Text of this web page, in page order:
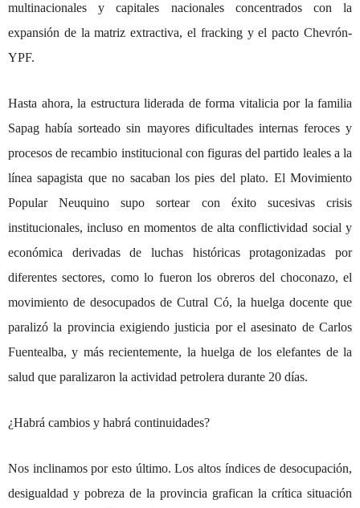
multinacionales y capitales nacionales concentrados con la
expansión de la matriz extractiva, el fracking y el pacto Chevrón-
YPF.
Hasta ahora, la estructura liderada de forma vitalicia por la familia
Sapag había sorteado sin mayores dificultades internas feroces y
procesos de recambio institucional con figuras del partido leales a la
línea sapagista que no sacaban los pies del plato. El Movimiento
Popular Neuquino supo sortear con éxito sucesivas crisis
institucionales, incluso en momentos de alta conflictividad social y
económica derivadas de luchas históricas protagonizadas por
diferentes sectores, como lo fueron los obreros del choconazo, el
movimiento de desocupados de Cutral Có, la huelga docente que
paralizó la provincia exigiendo justicia por el asesinato de Carlos
Fuentealba, y más recientemente, la huelga de los elefantes de la
salud que paralizaron la actividad petrolera durante 20 días.
¿Habrá cambios y habrá continuidades?
Nos inclinamos por esto último. Los altos índices de desocupación,
desigualdad y pobreza de la provincia grafican la crítica situación